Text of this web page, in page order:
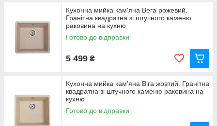
Кухонна мийка кам'яна Вега рожевий.
Гранітна квадратна зі штучного каменю
раковина на кухню
Готово до відправки
5 499 ₴
Кухонна мийка кам'яна Віга жовтий. Гранітна
квадратна зі штучного каменю раковина на
кухню
Готово до відправки